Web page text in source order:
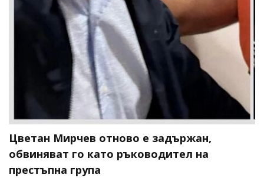
Цветан Мирчев отново е задържан,
обвиняват го като ръководител на
престъпна група